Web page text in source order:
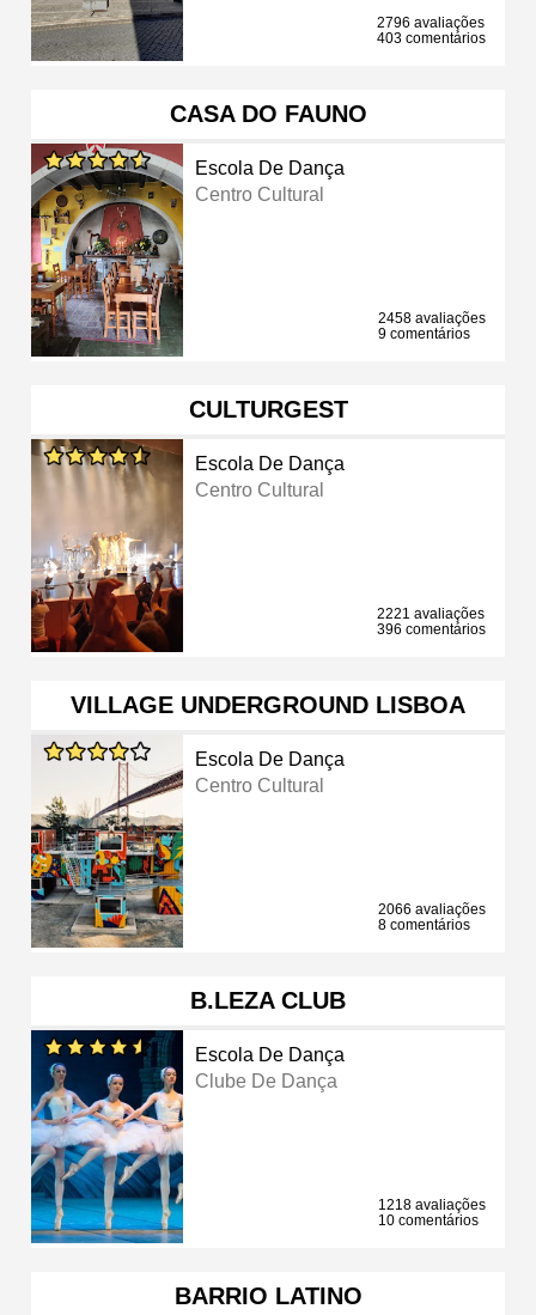
2796 avaliações
403 comentários
CASA DO FAUNO
Escola De Dança
Centro Cultural
2458 avaliações
9 comentários
CULTURGEST
Escola De Dança
Centro Cultural
2221 avaliações
396 comentários
VILLAGE UNDERGROUND LISBOA
Escola De Dança
Centro Cultural
2066 avaliações
8 comentários
B.LEZA CLUB
Escola De Dança
Clube De Dança
1218 avaliações
10 comentários
BARRIO LATINO